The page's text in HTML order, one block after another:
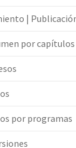
|
por capítulos
por programas